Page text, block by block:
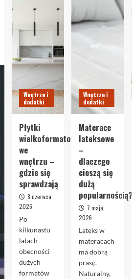
Wnętrze i
dodatki
Płytki
wielkoformatowe
we
wnętrzu –
gdzie się
sprawdzają
8 czerwca,
2026
Po
kilkunastu
latach
obecności
dużych
formatów
Wnętrze i
dodatki
Materace
lateksowe
–
dlaczego
cieszą się
dużą
popularnością?
7 maja,
2026
Lateks w
materacach
ma dobrą
prasę.
Naturalny,